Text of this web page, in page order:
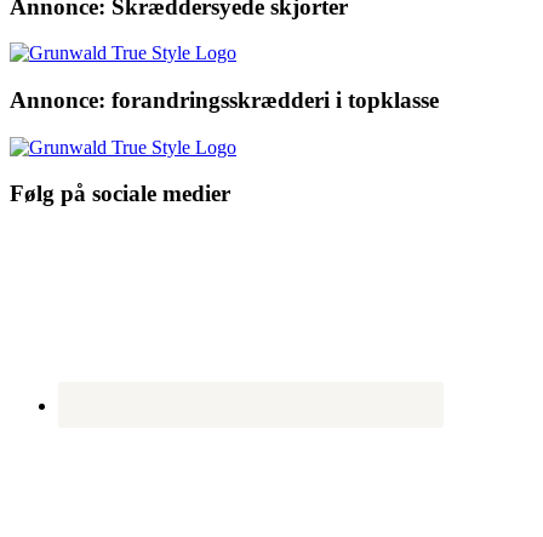
Annonce: Skræddersyede skjorter
Annonce: forandringsskrædderi i topklasse
Følg på sociale medier